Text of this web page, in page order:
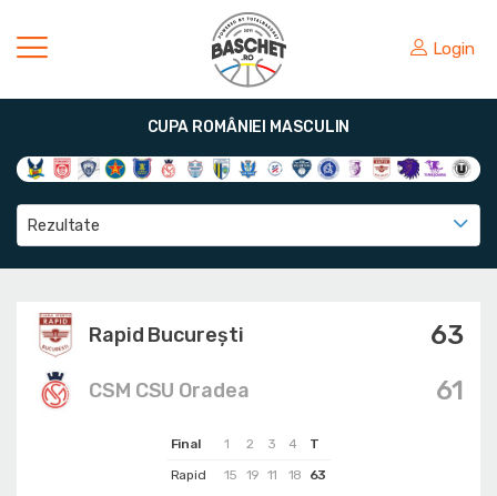
Login
CUPA ROMÂNIEI MASCULIN
Rezultate
Rapid București 63
Final 1 2 3 4
T
Rapid
15 19 11 18
63
61
CSM CSU Oradea